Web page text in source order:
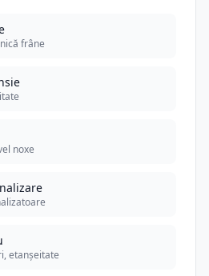
frâne
noxe
etanșeitate